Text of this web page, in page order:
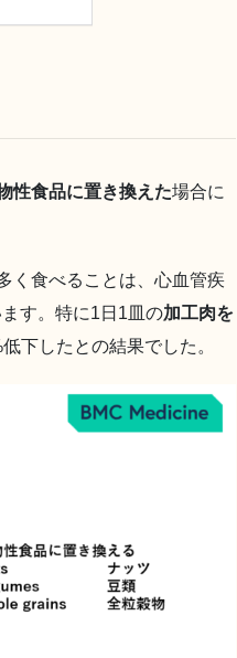
性食品に置き換えた場合に
く食べることは、心血管疾
す。特に1日1皿の加工肉を
下したとの結果でした。